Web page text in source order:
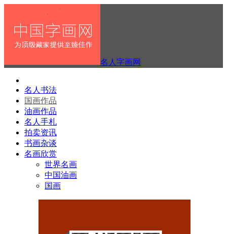
名人字画网
名人书法
国画作品
油画作品
名人手札
拍卖资讯
书画杂谈
名画欣赏
世界名画
中国油画
国画